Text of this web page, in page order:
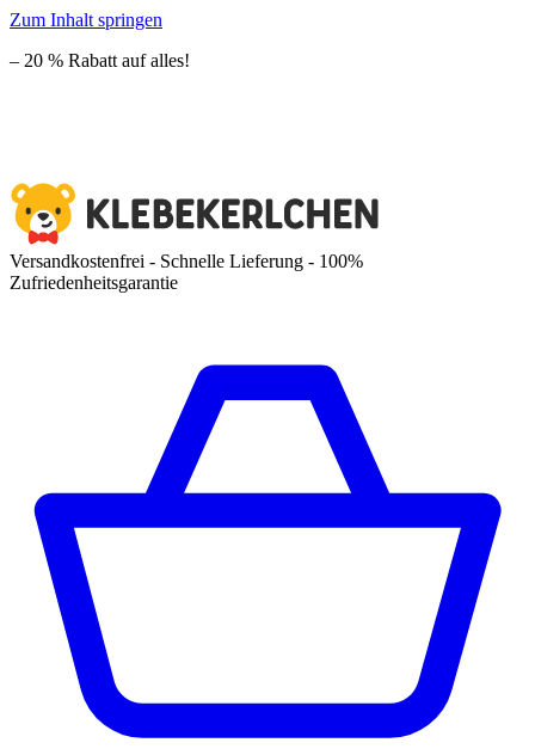
Zum Inhalt springen
– 20 % Rabatt auf alles!
Versandkostenfrei - Schnelle Lieferung - 100%
Zufriedenheitsgarantie